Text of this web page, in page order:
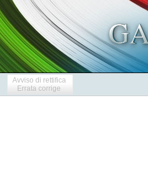
Avviso di rettifica
Errata corrige